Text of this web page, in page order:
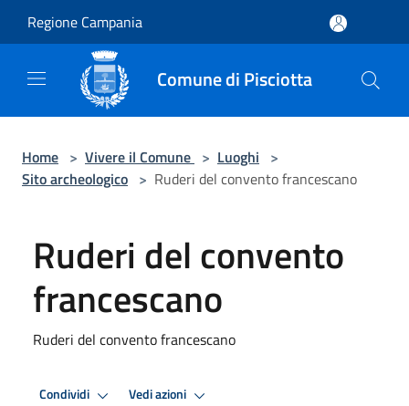
Regione Campania
Comune di Pisciotta
Home > Vivere il Comune > Luoghi >
Sito archeologico > Ruderi del convento francescano
Ruderi del convento
francescano
Ruderi del convento francescano
Condividi Vedi azioni